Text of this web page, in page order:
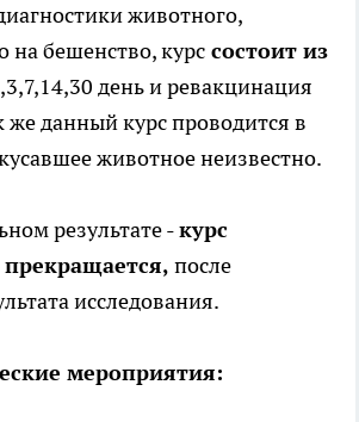
животного,
на бешенство, курс состоит из
день и ревакцинация
же данный курс проводится в
животное неизвестно.
результате -курс
после
исследования.
мероприятия: